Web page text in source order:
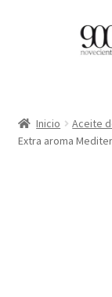
EN
Inicio Aceite
Extra aroma